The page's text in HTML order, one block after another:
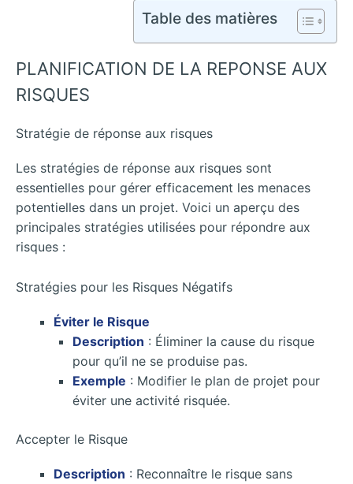
Table des matières
PLANIFICATION DE LA REPONSE AUX
RISQUES
Stratégie de réponse aux risques
Les stratégies de réponse aux risques sont
essentielles pour gérer efficacement les menaces
potentielles dans un projet. Voici un aperçu des
principales stratégies utilisées pour répondre aux
risques :
Stratégies pour les Risques Négatifs
Éviter le Risque
Description : Éliminer la cause du risque
pour qu’il ne se produise pas.
Exemple : Modifier le plan de projet pour
éviter une activité risquée.
Accepter le Risque
Description : Reconnaître le risque sans